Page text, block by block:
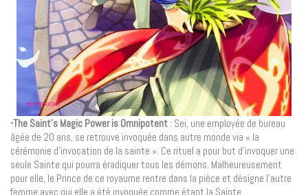
-The Saint’s Magic Power is Omnipotent : Sei, une employée de bureau
âgée de 20 ans, se retrouve invoquée dans autre monde via « la
cérémonie d’invocation de la sainte ». Ce rituel a pour but d’invoquer une
seule Sainte qui pourra éradiquer tous les démons. Malheureusement
pour elle, le Prince de ce royaume rentre dans la pièce et désigne l’autre
femme avec qui elle a été invoquée comme étant la Sainte.